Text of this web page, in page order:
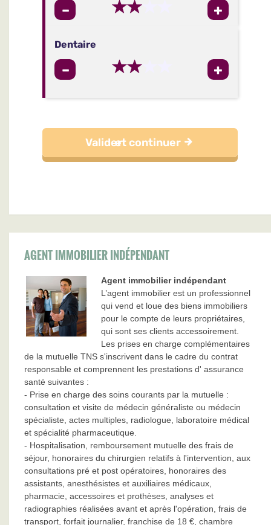
AGENT IMMOBILIER INDÉPENDANT
Agent immobilier indépendant
L’agent immobilier est un professionnel
qui vend et loue des biens immobiliers
pour le compte de leurs propriétaires,
qui sont ses clients accessoirement.
Les prises en charge complémentaires
de la mutuelle TNS s'inscrivent dans le cadre du contrat
responsable et comprennent les prestations d' assurance
santé suivantes :
- Prise en charge des soins courants par la mutuelle :
consultation et visite de médecin généraliste ou médecin
spécialiste, actes multiples, radiologue, laboratoire médical
et spécialité pharmaceutique.
- Hospitalisation, remboursement mutuelle des frais de
séjour, honoraires du chirurgien relatifs à l'intervention, aux
consultations pré et post opératoires, honoraires des
assistants, anesthésistes et auxiliaires médicaux,
pharmacie, accessoires et prothèses, analyses et
radiographies réalisées avant et après l'opération, frais de
transport, forfait journalier, franchise de 18 €, chambre